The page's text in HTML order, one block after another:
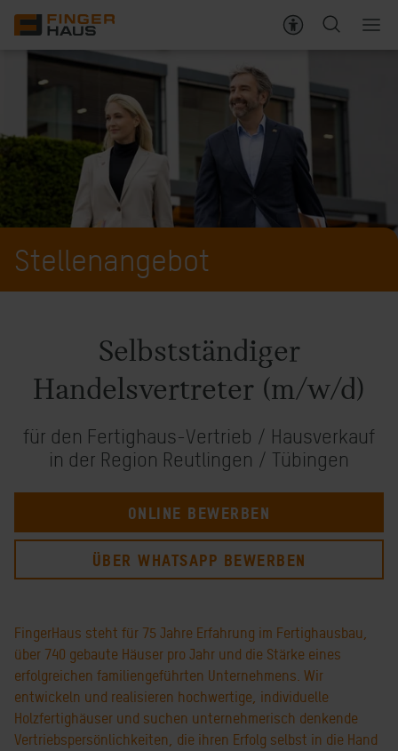
Stellenangebote
Ihre Vorteile
Über FingerHaus
Stellenangebot
Selbstständiger
Handelsvertreter (m/w/d)
für den Fertighaus-Vertrieb / Hausverkauf
in der Region Reutlingen / Tübingen
ONLINE BEWERBEN
ÜBER WHATSAPP BEWERBEN
FingerHaus steht für 75 Jahre Erfahrung im Fertighausbau,
über 740 gebaute Häuser pro Jahr und die Stärke eines
erfolgreichen familiengeführten Unternehmens. Wir
entwickeln und realisieren hochwertige, individuelle
Holzfertighäuser und suchen unternehmerisch denkende
Vertriebspersönlichkeiten, die ihren Erfolg selbst in die Hand